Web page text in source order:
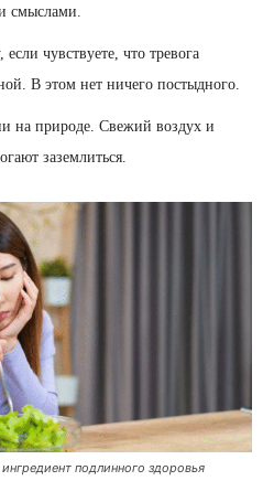
смыслами.
чувствуете, что тревога
В этом нет ничего постыдного.
на природе. Свежий воздух и
заземлиться.
подлинного здоровья